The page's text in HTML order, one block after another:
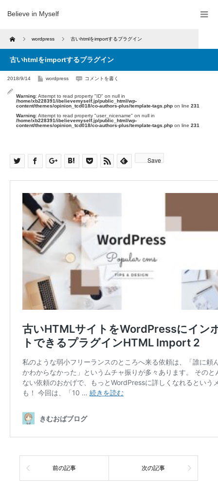
Believe in Myself
Home wordpress 古いhtmlをimportするプラグイン
古いhtmlをimportするプラグイン
2018/9/14 wordpress コメントを書く
Warning: Attempt to read property "ID" on null in
/home/xb228391/ibelievemyself.jp/public_html/wp-
content/themes/opinion_tcd018/co-authors-plus/template-tags.php on line 231
Warning: Attempt to read property "user_nicename" on null in
/home/xb228391/ibelievemyself.jp/public_html/wp-
content/themes/opinion_tcd018/co-authors-plus/template-tags.php on line 231
Save
前の記事 次の記事